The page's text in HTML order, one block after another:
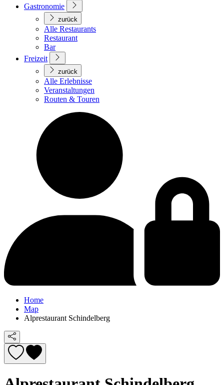
Gastronomie
zurück
Alle Restaurants
Restaurant
Bar
Freizeit
zurück
Alle Erlebnisse
Veranstaltungen
Routen & Touren
Home
Map
Alprestaurant Schindelberg